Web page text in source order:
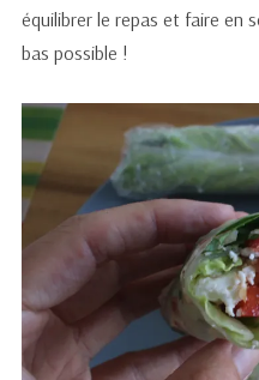
équilibrer le repas et faire en
bas possible !